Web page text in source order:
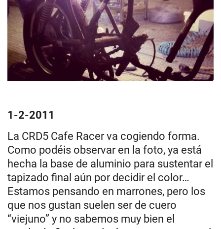
1-2-2011
La CRD5 Cafe Racer va cogiendo forma.
Como podéis observar en la foto, ya está
hecha la base de aluminio para sustentar el
tapizado final aún por decidir el color…
Estamos pensando en marrones, pero los
que nos gustan suelen ser de cuero
“viejuno” y no sabemos muy bien el